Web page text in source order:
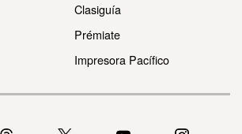
Clasiguía
Prémiate
Impresora Pacífico